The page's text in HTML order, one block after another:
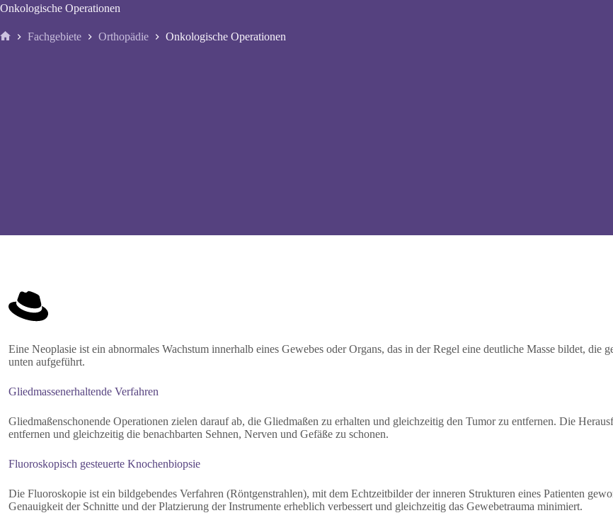
Onkologische Operationen
Fachgebiete Orthopädie Onkologische Operationen
Eine Neoplasie ist ein abnormales Wachstum innerhalb eines Gewebes oder Organs, das in der Regel eine deutliche Masse bildet,
unten aufgeführt.
Gliedmassenerhaltende Verfahren
Gliedmaßenschonende Operationen zielen darauf ab, die Gliedmaßen zu erhalten und gleichzeitig den Tumor zu entfernen. Die
entfernen und gleichzeitig die benachbarten Sehnen, Nerven und Gefäße zu schonen.
Fluoroskopisch gesteuerte Knochenbiopsie
Die Fluoroskopie ist ein bildgebendes Verfahren (Röntgenstrahlen), mit dem Echtzeitbilder der inneren Strukturen eines Patienten
Genauigkeit der Schnitte und der Platzierung der Instrumente erheblich verbessert und gleichzeitig das Gewebetrauma minimiert.